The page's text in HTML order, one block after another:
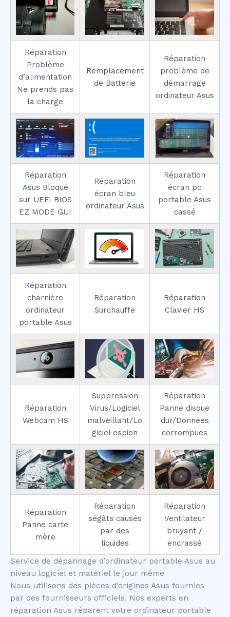
Réparation
Problème
d’alimentation
Ne prends pas
la charge
Remplacement
de Batterie
Réparation
problème de
démarrage
ordinateur Asus
Réparation
Asus Bloqué
sur UEFI BIOS
EZ MODE GUI
Réparation
écran bleu
ordinateur Asus
Réparation
écran pc
portable Asus
cassé
Réparation
charnière
ordinateur
portable Asus
Réparation
Surchauffe
Réparation
Clavier HS
Réparation
Webcam HS
Suppression
Virus/Logiciel
malveillant/Lo
giciel espion
Réparation
Panne disque
dur/Données
corrompues
Réparation
Panne carte
mère
Réparation
ségâts causés
par des
liquides
Réparation
Ventilateur
bruyant /
encrassé
Service de dépannage d’ordinateur portable Asus au
niveau logiciel et matériel le jour même
Nous utilisons des pièces d’origines Asus fournies
par des fournisseurs officiels. Nos experts en
réparation Asus réparent votre ordinateur portable